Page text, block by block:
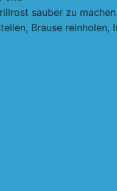
sauber zu machen.
Brause reinholen,